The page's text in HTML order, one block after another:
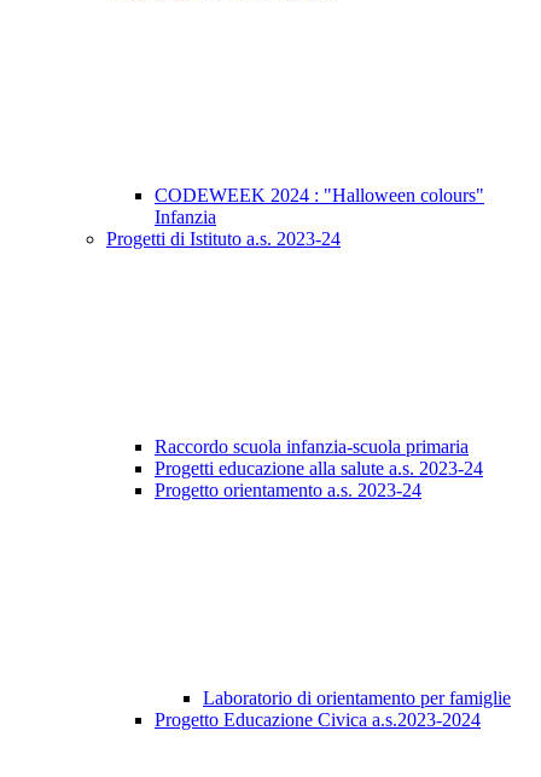
CODEWEEK 2024 : "Halloween colours"
Infanzia
Progetti di Istituto a.s. 2023-24
Raccordo scuola infanzia-scuola primaria
Progetti educazione alla salute a.s. 2023-24
Progetto orientamento a.s. 2023-24
Laboratorio di orientamento per famiglie
Progetto Educazione Civica a.s.2023-2024